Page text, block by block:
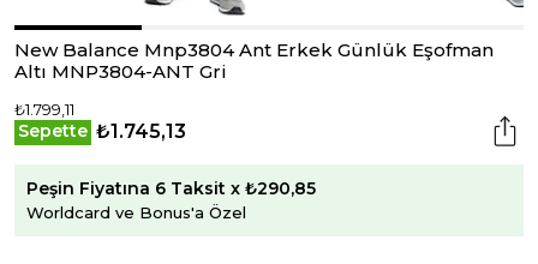
New Balance Mnp3804 Ant Erkek Günlük Eşofman
Altı MNP3804-ANT Gri
₺1.799,11
Sepette ₺1.745,13
Peşin Fiyatına 6 Taksit x ₺290,85
Worldcard ve Bonus'a Özel